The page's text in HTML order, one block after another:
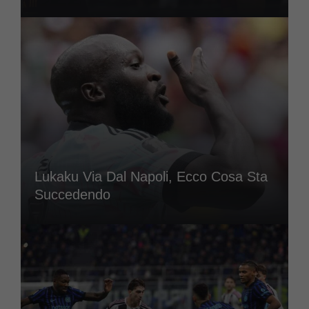
Lukaku Via Dal Napoli, Ecco Cosa Sta
Succedendo